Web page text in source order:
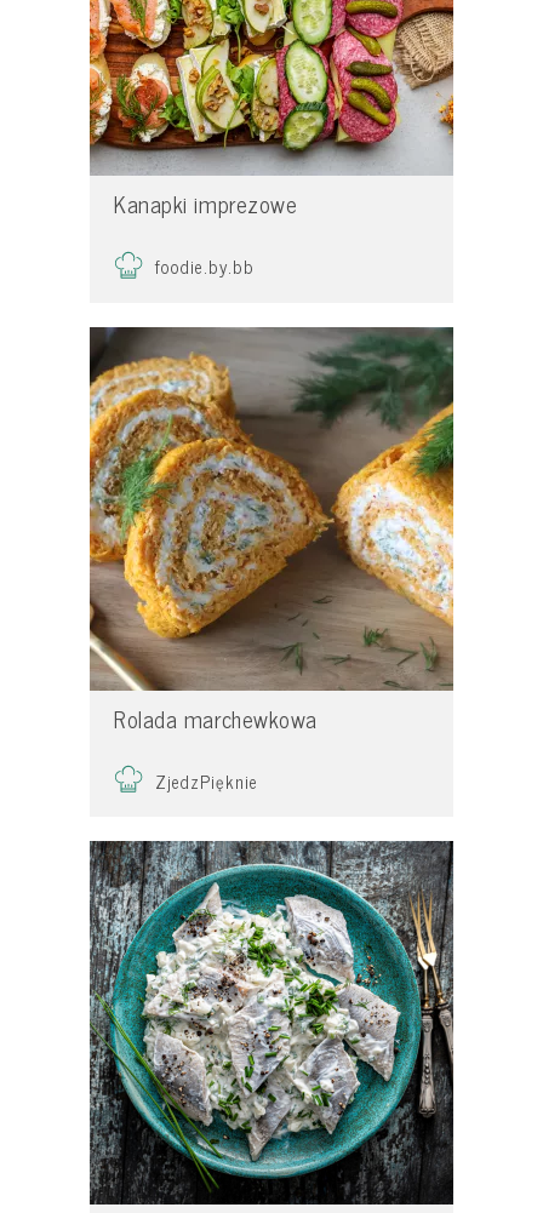
Kanapki imprezowe
foodie.by.bb
Rolada marchewkowa
ZjedzPięknie